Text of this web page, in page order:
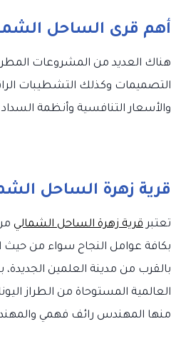
أهم قرى الساحل
هناك العديد من المشروعات
التصميمات وكذلك التشطيبات
والأسعار التنافسية وأنظمة
قرية زهرة الساحل
تعتبرقرية زهرة الساحل الشمالي
بالقرب من مدينة العلمين
منها المهندس رائف فهمي والمهندس